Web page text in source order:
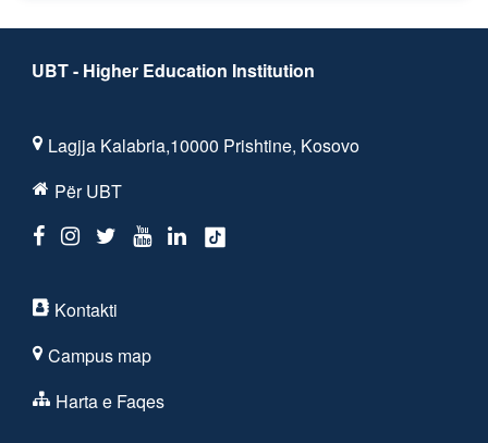
UBT - Higher Education Institution
Lagjja Kalabria,10000 Prishtine, Kosovo
Për UBT
Kontakti
Campus map
Harta e Faqes